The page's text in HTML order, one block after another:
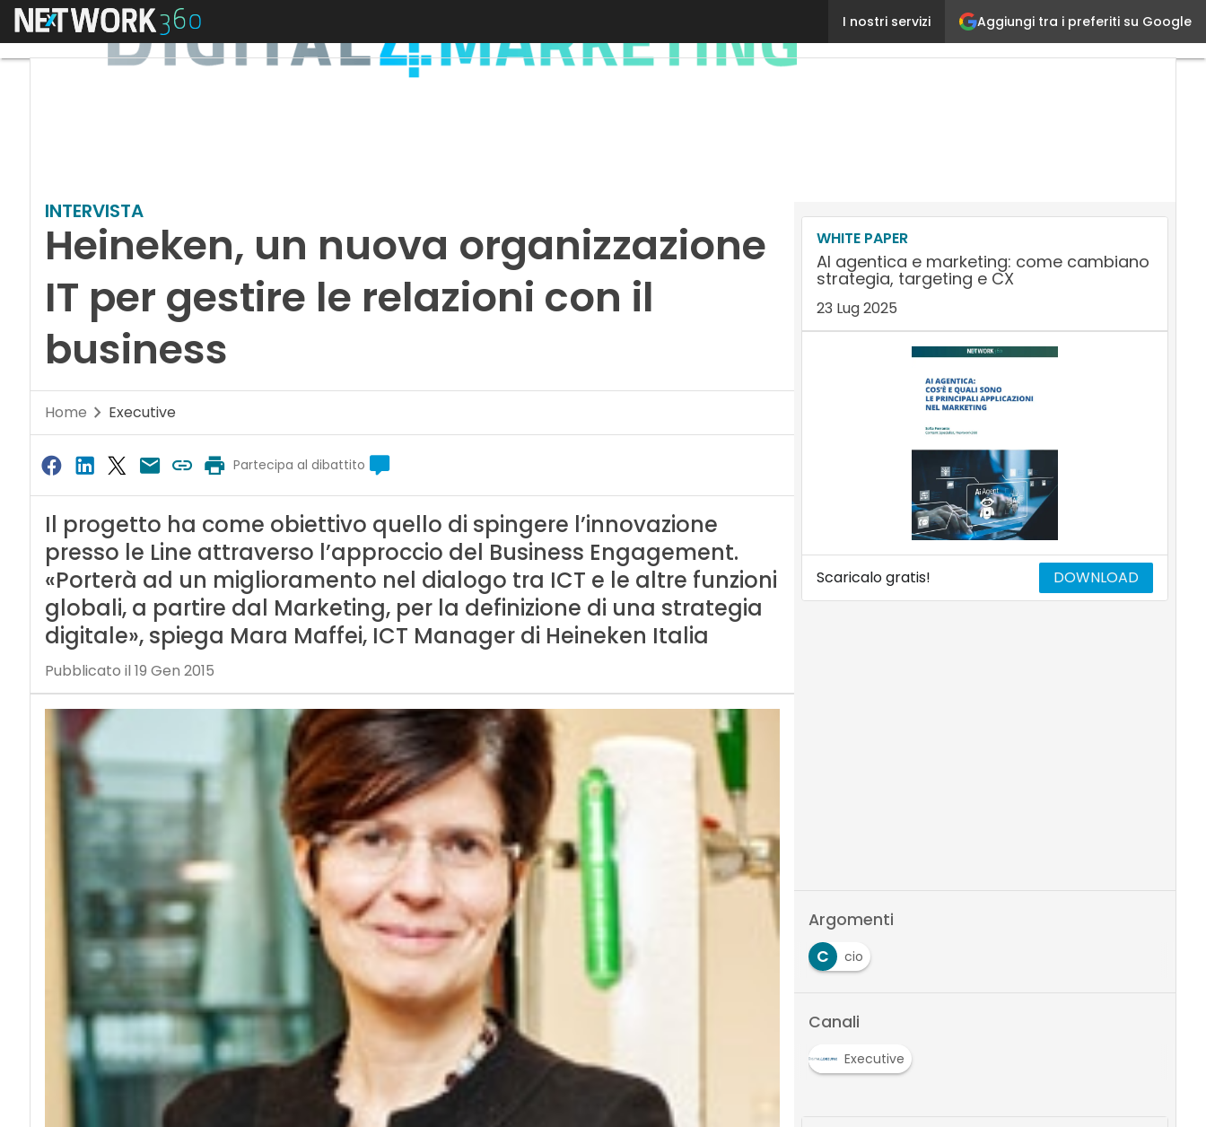
Aggiungi tra i preferiti su Google
I nostri servizi
Menu Heineken, un nuova organizzazione IT per gestire
INTERVISTA
Heineken, un nuova organizzazione
IT per gestire le relazioni con il
business
Home Executive
Partecipa al dibattito
Il progetto ha come obiettivo quello di spingere l’innovazione
presso le Line attraverso l’approccio del Business Engagement.
«Porterà ad un miglioramento nel dialogo tra ICT e le altre funzioni
globali, a partire dal Marketing, per la definizione di una strategia
digitale», spiega Mara Maffei, ICT Manager di Heineken Italia
Pubblicato il 19 Gen 2015
WHITE PAPER
AI agentica e marketing: come cambiano
strategia, targeting e CX
23 Lug 2025
Scaricalo gratis! DOWNLOAD
Argomenti
C
cio
Canali
Executive